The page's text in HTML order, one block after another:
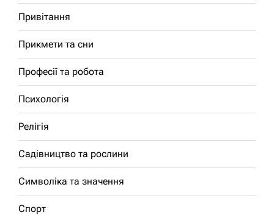
Привітання
Прикмети та сни
Професії та робота
Психологія
Релігія
Садівництво та рослини
Символіка та значення
Спорт